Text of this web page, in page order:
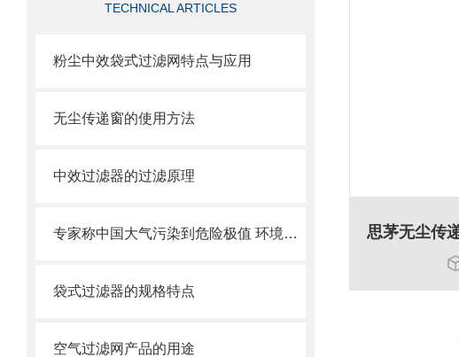
TECHNICAL ARTICLES
粉尘中效袋式过滤网特点与应用
无尘传递窗的使用方法
中效过滤器的过滤原理
专家称中国大气污染到危险极值 环境治理刻不容缓
袋式过滤器的规格特点
空气过滤网产品的用途